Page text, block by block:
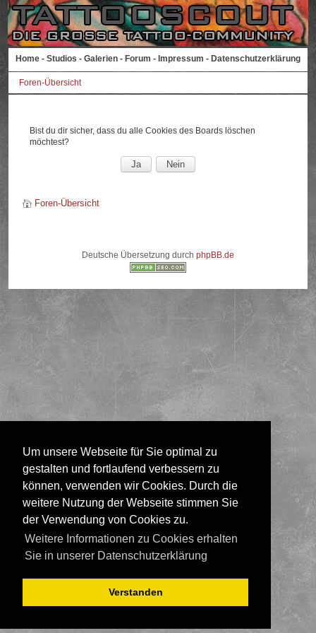
Um unsere Webseite für Sie optimal zu
gestalten und fortlaufend verbessern zu
können, verwenden wir Cookies. Durch die
weitere Nutzung der Webseite stimmen Sie
der Verwendung von Cookies zu.
Weitere Informationen zu Cookies erhalten
Sie in unserer Datenschutzerklärung
Verstanden
Home - Studios - Galerien - Forum - Impressum - Datenschutzerklärung
Foren-Übersicht
Bist du dir sicher, dass du alle Cookies des Boards löschen
möchtest?
Foren-Übersicht
Deutsche Übersetzung durch phpBB.de